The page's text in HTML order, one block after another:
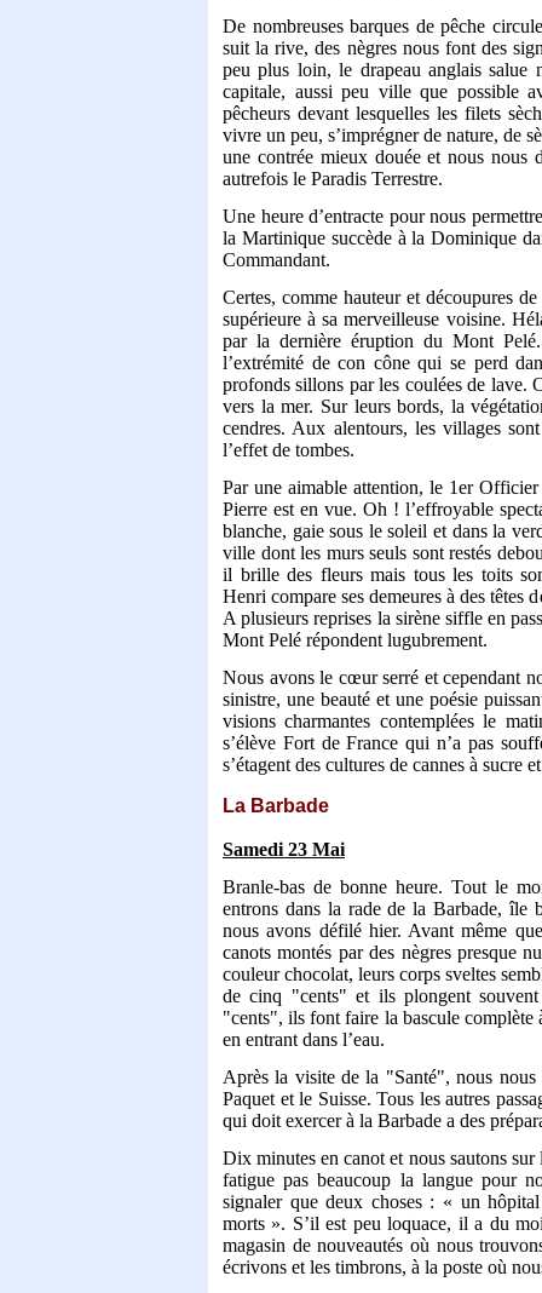
De nombreuses barques de pêche
suit la rive, des nègres nous font des
peu plus loin, le drapeau anglais salue
capitale, aussi peu ville que possible
pêcheurs devant lesquelles les filets
vivre un peu, s’imprégner de nature, de
une contrée mieux douée et nous nous
autrefois le Paradis Terrestre.
Une heure d’entracte pour nous
la Martinique succède à la Dominique
Commandant.
Certes, comme hauteur et découpures
supérieure à sa merveilleuse voisine.
par la dernière éruption du Mont
l’extrémité de con cône qui se perd
profonds sillons par les coulées de lave.
vers la mer. Sur leurs bords, la
cendres. Aux alentours, les villages
l’effet de tombes.
Par une aimable attention, le 1er
Pierre est en vue. Oh ! l’effroyable
blanche, gaie sous le soleil et dans la
ville dont les murs seuls sont restés
il brille des fleurs mais tous les toits
Henri compare ses demeures à des têtes
A plusieurs reprises la sirène siffle en
Mont Pelé répondent lugubrement.
Nous avons le cœur serré et cependant
sinistre, une beauté et une poésie
visions charmantes contemplées le
s’élève Fort de France qui n’a pas
s’étagent des cultures de cannes à sucre
La Barbade
Samedi 23 Mai
Branle-bas de bonne heure. Tout le
entrons dans la rade de la Barbade, île
nous avons défilé hier. Avant même
canots montés par des nègres presque
couleur chocolat, leurs corps sveltes
de cinq "cents" et ils plongent
"cents", ils font faire la bascule complète
en entrant dans l’eau.
Après la visite de la "Santé", nous nous
Paquet et le Suisse. Tous les autres
qui doit exercer à la Barbade a des
Dix minutes en canot et nous sautons
fatigue pas beaucoup la langue pour
signaler que deux choses : « un
morts ». S’il est peu loquace, il a du
magasin de nouveautés où nous
écrivons et les timbrons, à la poste où